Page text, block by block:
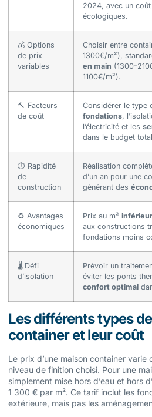
2024, avec un coût
écologiques.
💰 Options
de prix
variables
Choisir entre
1300€/m²),
en main (1300-
1100€/m²).
🔨 Facteurs
de coût
Considérer le type
fondations ,
l’électricité et les
dans le budget
⏱️ Rapidité
de
construction
Réalisation
d’un an pour une
générant des
♻️ Avantages
économiques
Prix au m²
aux constructions
fondations moins
🌡️ Défi
d’isolation
Prévoir un
éviter les ponts
confort optimal
Les différents types
container et leur coût
Le prix d’une maison container varie
niveau de finition choisi. Pour une
simplement mise hors d’eau et hors
1 300 € par m². Ce tarif inclut les
extérieure, mais pas les